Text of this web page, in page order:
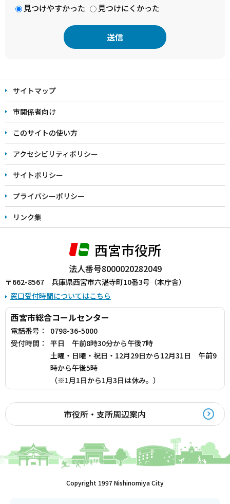
見つけやすかった
見つけにくかった
文
こ
こ
ま
で
サイトマップ
市関係者向け
このサイトの使い方
アクセシビリティポリシー
サイトポリシー
プライバシーポリシー
リンク集
西宮市役所
法人番号8000020282049
〒662-8567 兵庫県西宮市六湛寺町10番3号（本庁舎）
窓口受付時間についてはこちら
西宮市総合コールセンター
電話番号：
0798-36-5000
受付時間：
平日 午前8時30分から午後7時
土曜・日曜・祝日・12月29日から12月31日 午前9
時から午後5時
（※1月1日から1月3日は休み。）
市役所・支所周辺案内
Copyright 1997 Nishinomiya City